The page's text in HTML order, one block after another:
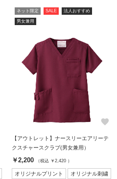
ネット限定 SALE 法人おすすめ
男女兼用
favorite
【アウトレット】ナースリーエアリーテ
クスチャースクラブ(男女兼用）
￥2,200 （税込 ￥2,420 ）
オリジナルプリント オリジナル刺繍